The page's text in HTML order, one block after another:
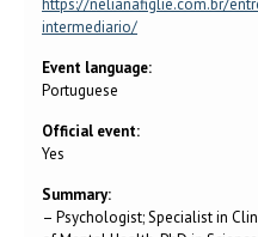
https://nelianafiglie.com.br/
intermediario/
Event language:
Portuguese
Official event:
Yes
Summary:
– Psychologist; Specialist in